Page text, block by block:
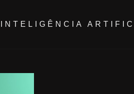
INTELIGÊNCIA